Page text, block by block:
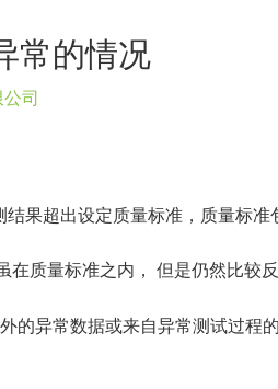
常的情况
司
结果超出设定质量标准，质量标
在质量标准之内， 但是仍然比
的异常数据或来自异常测试过